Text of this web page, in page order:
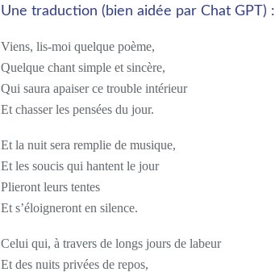
Une traduction (bien aidée par Chat GPT) :
Viens, lis-moi quelque poème,
Quelque chant simple et sincère,
Qui saura apaiser ce trouble intérieur
Et chasser les pensées du jour.
Et la nuit sera remplie de musique,
Et les soucis qui hantent le jour
Plieront leurs tentes
Et s’éloigneront en silence.
Celui qui, à travers de longs jours de labeur
Et des nuits privées de repos,